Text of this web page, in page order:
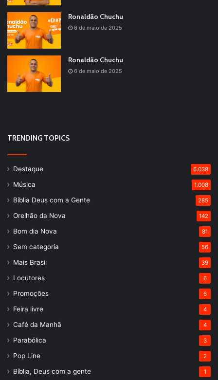
Ronaldão Chuchu
6 de maio de 2025
Ronaldão Chuchu
6 de maio de 2025
TRENDING TOPICS
Destaque 6.038
Música 1.008
Bíblia Deus com a Gente 285
Orelhão da Nova 142
Bom dia Nova 81
Sem categoria 56
Mais Brasil 39
Locutores 6
Promoções 6
Feira livre 4
Café da Manhã 4
Parabólica 3
Pop Line 2
Bíblia, Deus com a gente 1